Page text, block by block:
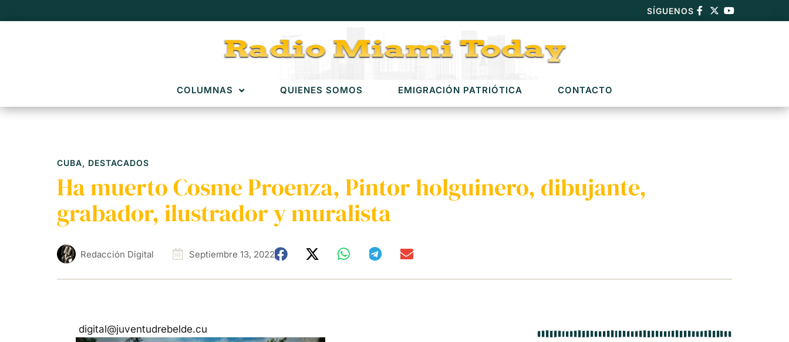
SÍGUENOS
COLUMNAS QUIENES SOMOS EMIGRACIÓN PATRIÓTICA CONTACTO
CUBA, DESTACADOS
Ha muerto Cosme Proenza, Pintor holguinero, dibujante,
grabador, ilustrador y muralista
Redacción Digital Septiembre 13, 2022
digital@juventudrebelde.cu